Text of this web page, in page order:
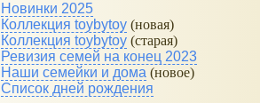
Новинки 2025
Коллекция toybytoy (новая)
Коллекция toybytoy (старая)
Ревизия семей на конец 2023
Наши семейки и дома (новое)
Список дней рождения